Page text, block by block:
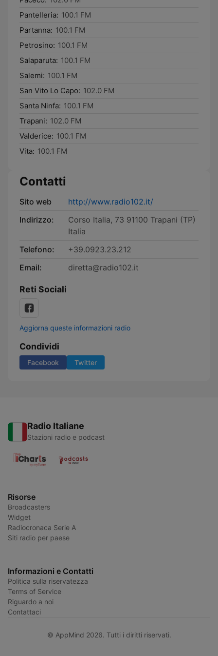
Pantelleria: 100.1 FM
Partanna: 100.1 FM
Petrosino: 100.1 FM
Salaparuta: 100.1 FM
Salemi: 100.1 FM
San Vito Lo Capo: 102.0 FM
Santa Ninfa: 100.1 FM
Trapani: 102.0 FM
Valderice: 100.1 FM
Vita: 100.1 FM
Contatti
Sito web
http://www.radio102.it/
Indirizzo:
Corso Italia, 73 91100 Trapani (TP)
Italia
Telefono:
+39.0923.23.212
Email:
diretta@radio102.it
Reti Sociali
Aggiorna queste informazioni radio
Condividi
Facebook Twitter
Radio Italiane
Stazioni radio e podcast
Risorse
Broadcasters
Widget
Radiocronaca Serie A
Siti radio per paese
Informazioni e Contatti
Politica sulla riservatezza
Terms of Service
Riguardo a noi
Contattaci
© AppMind 2026. Tutti i diritti riservati.